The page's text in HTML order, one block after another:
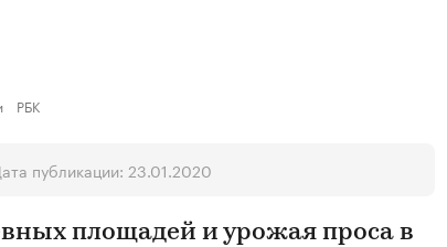
РБК
публикации: 23.01.2020
площадей и урожая проса в